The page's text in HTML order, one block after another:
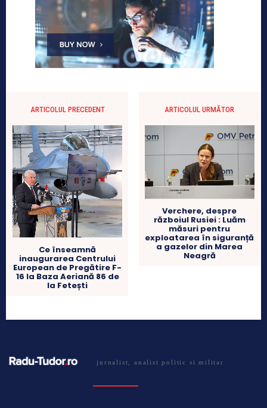
ARTICOLUL PRECEDENT
Ce înseamnă
inaugurarea Centrului
European de Pregătire F-
16 la Baza Aeriană 86 de
la Fetești
ARTICOLUL URMĂTOR
Verchere, despre
războiul Rusiei : Luăm
măsuri pentru
exploatarea în siguranță
a gazelor din Marea
Neagră
jurnalist, analist politic si militar